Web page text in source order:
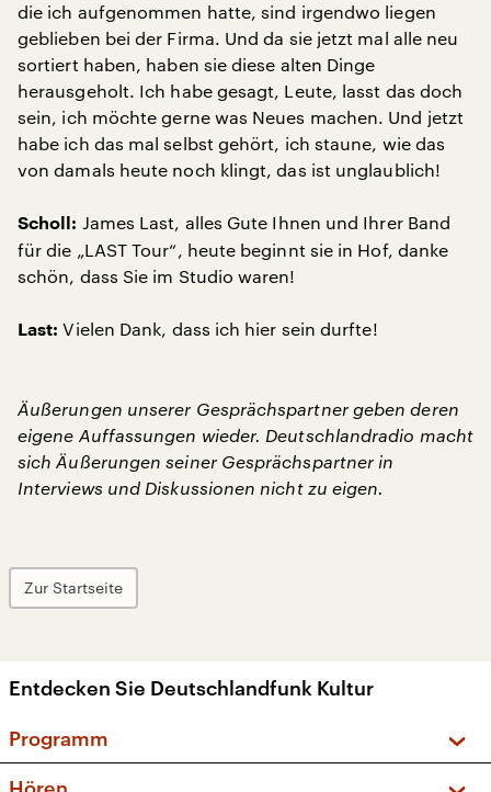
die ich aufgenommen hatte, sind irgendwo liegen
geblieben bei der Firma. Und da sie jetzt mal alle neu
sortiert haben, haben sie diese alten Dinge
herausgeholt. Ich habe gesagt, Leute, lasst das doch
sein, ich möchte gerne was Neues machen. Und jetzt
habe ich das mal selbst gehört, ich staune, wie das
von damals heute noch klingt, das ist unglaublich!
Scholl: James Last, alles Gute Ihnen und Ihrer Band
für die „LAST Tour“, heute beginnt sie in Hof, danke
schön, dass Sie im Studio waren!
Last: Vielen Dank, dass ich hier sein durfte!
Äußerungen unserer Gesprächspartner geben deren
eigene Auffassungen wieder. Deutschlandradio macht
sich Äußerungen seiner Gesprächspartner in
Interviews und Diskussionen nicht zu eigen.
Zur Startseite
Entdecken Sie Deutschlandfunk Kultur
Programm